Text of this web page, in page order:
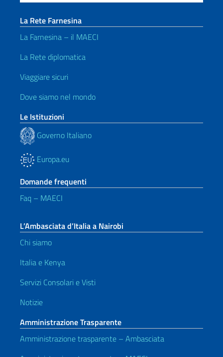
La Rete Farnesina
La Farnesina – il MAECI
La Rete diplomatica
Viaggiare sicuri
Dove siamo nel mondo
Le Istituzioni
Governo Italiano
Europa.eu
Domande frequenti
Faq – MAECI
L’Ambasciata d’Italia a Nairobi
Chi siamo
Italia e Kenya
Servizi Consolari e Visti
Notizie
Amministrazione Trasparente
Amministrazione trasparente – Ambasciata